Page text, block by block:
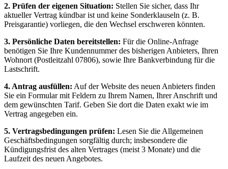
2. Prüfen der eigenen Situation: Stellen Sie sicher, dass Ihr
aktueller Vertrag kündbar ist und keine Sonderklauseln (z. B.
Preisgarantie) vorliegen, die den Wechsel erschweren könnten.
3. Persönliche Daten bereitstellen: Für die Online‑Anfrage
benötigen Sie Ihre Kundennummer des bisherigen Anbieters, Ihren
Wohnort (Postleitzahl 07806), sowie Ihre Bankverbindung für die
Lastschrift.
4. Antrag ausfüllen: Auf der Website des neuen Anbieters finden
Sie ein Formular mit Feldern zu Ihrem Namen, Ihrer Anschrift und
dem gewünschten Tarif. Geben Sie dort die Daten exakt wie im
Vertrag angegeben ein.
5. Vertragsbedingungen prüfen: Lesen Sie die Allgemeinen
Geschäftsbedingungen sorgfältig durch; insbesondere die
Kündigungsfrist des alten Vertrages (meist 3 Monate) und die
Laufzeit des neuen Angebotes.